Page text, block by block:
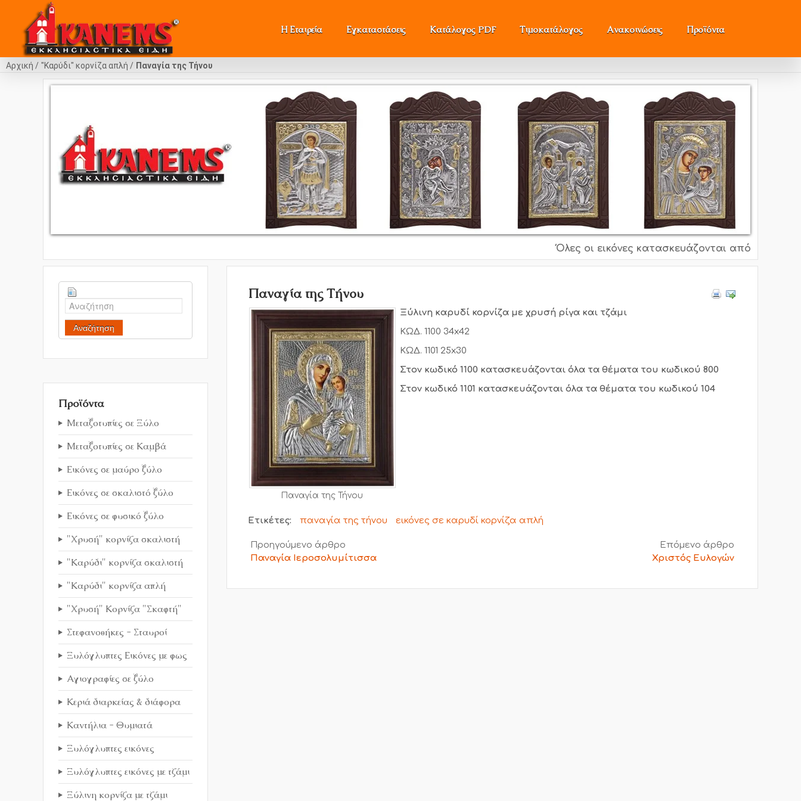
Η Εταιρεία Εγκαταστάσεις Κατάλογος PDF Τιμοκατάλογος Ανακοινώσεις Προϊόντα
Αρχική "Καρύδι" κορνίζα απλή Παναγία της Τήνου
Όλες οι εικόνες κατασκευάζονται από ασήμι
Αναζήτηση
Προϊόντα
Μεταξοτυπίες σε Ξύλο
Μεταξοτυπίες σε Καμβά
Εικόνες σε μαύρο ξύλο
Εικόνες σε σκαλιστό ξύλο
Εικόνες σε φυσικό ξύλο
"Χρυσή" κορνίζα σκαλιστή
"Καρύδι" κορνίζα σκαλιστή
"Καρύδι" κορνίζα απλή
"Χρυσή" Κορνίζα "Σκαφτή"
Στεφανοθήκες - Σταυροί
Ξυλόγλυπτες Εικόνες με φως
Αγιογραφίες σε ξύλο
Κεριά διαρκείας & διάφορα
Καντήλια - Θυμιατά
Ξυλόγλυπτες εικόνες
Ξυλόγλυπτες εικόνες με τζάμι
Ξύλινη κορνίζα με τζάμι
Παναγία της Τήνου
Παναγία της Τήνου
Ξύλινη καρυδί κορνίζα με χρυσή ρίγα και τζάμι
ΚΩΔ. 1100 34x42
ΚΩΔ. 1101 25x30
Στον κωδικό 1100 κατασκευάζονται όλα τα θέματα του κωδικού 800
Στον κωδικό 1101 κατασκευάζονται όλα τα θέματα του κωδικού 104
Ετικέτες: παναγία της τήνου εικόνες σε καρυδί κορνίζα απλή
Προηγούμενο άρθρο
Παναγία Ιεροσολυμίτισσα
Επόμενο άρθρο
Χριστός Ευλογών